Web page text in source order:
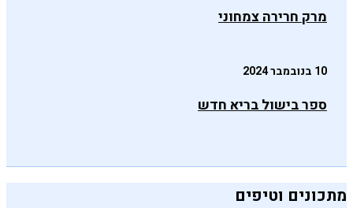
מרק חרירה צמחוני
10 בנובמבר 2024
ספר בישול בריא חדש
מתכונים וטיפים